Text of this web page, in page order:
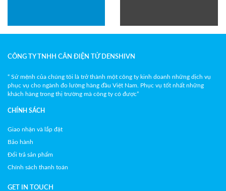
CÔNG TY TNHH CÂN ĐIỆN TỬ DENSHIVN
“ Sứ mệnh của chúng tôi là trở thành một công ty kinh doanh những dịch vụ
phục vụ cho ngành đo lường hàng đầu Việt Nam. Phục vụ tốt nhất những
khách hàng trong thị trường mà công ty có được”
CHÍNH SÁCH
Giao nhận và lắp đặt
Bảo hành
Đổi trả sản phẩm
Chính sách thanh toán
GET IN TOUCH